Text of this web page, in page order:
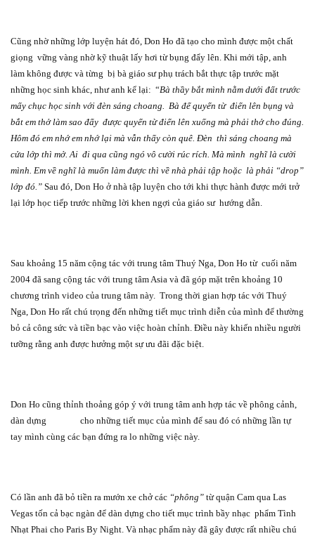
Cũng nhờ những lớp luyện hát đó, Don Ho đã tạo cho mình được một chất
giọng vững vàng nhờ kỹ thuật lấy hơi từ bụng đẩy lên. Khi mới tập, anh
làm không được và từng bị bà giáo sư phụ trách bắt thực tập trước mặt
những học sinh khác, như anh kể lại: “Bà thầy bắt mình nằm dưới đất trước
mấy chục học sinh với đèn sáng choang. Bà để quyển từ điển lên bụng và
bắt em thở làm sao đẩy được quyển từ điển lên xuống mà phải thở cho đúng.
Hôm đó em nhớ em nhớ lại mà vẫn thấy còn quê. Đèn thì sáng choang mà
cửa lớp thì mở. Ai đi qua cũng ngó vô cười rúc rích. Mà mình nghĩ là cười
mình. Em về nghĩ là muốn làm được thì về nhà phải tập hoặc là phải “drop”
lớp đó.” Sau đó, Don Ho ở nhà tập luyện cho tới khi thực hành được mới trở
lại lớp học tiếp trước những lời khen ngợi của giáo sư hướng dẫn.
Sau khoảng 15 năm cộng tác với trung tâm Thuý Nga, Don Ho từ cuối năm
2004 đã sang cộng tác với trung tâm Asia và đã góp mặt trên khoảng 10
chương trình video của trung tâm này. Trong thời gian hợp tác với Thuý
Nga, Don Ho rất chú trọng đến những tiết mục trình diễn của mình để thường
bỏ cả công sức và tiền bạc vào việc hoàn chỉnh. Điều này khiến nhiều người
tưỡng rằng anh được hưởng một sự ưu đãi đặc biệt.
Don Ho cũng thỉnh thoảng góp ý với trung tâm anh hợp tác về phông cảnh,
dàn dựng
cho những tiết mục của mình để sau đó có những lần tự
tay mình cùng các bạn đứng ra lo những việc này.
Có lần anh đã bỏ tiền ra mướn xe chở các “phông” từ quận Cam qua Las
Vegas tốn cả bạc ngàn để dàn dựng cho tiết mục trình bầy nhạc phẩm Tình
Nhạt Phai cho Paris By Night. Và nhạc phẩm này đã gây được rất nhiều chú